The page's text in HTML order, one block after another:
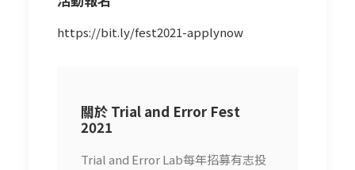
https://bit.ly/fest2021-applynow
關於 Trial and Error Fest
2021
Trial and Error Lab每年招募有志投